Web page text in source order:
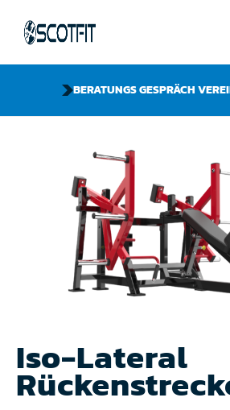
BERATUNGS GESPRÄCH
Iso-Lateral